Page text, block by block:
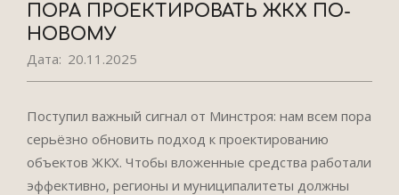
ПОРА ПРОЕКТИРОВАТЬ ЖКХ ПО-
НОВОМУ
Дата: 20.11.2025
Поступил важный сигнал от Минстроя: нам всем пора
серьёзно обновить подход к проектированию
объектов ЖКХ. Чтобы вложенные средства работали
эффективно, регионы и муниципалитеты должны